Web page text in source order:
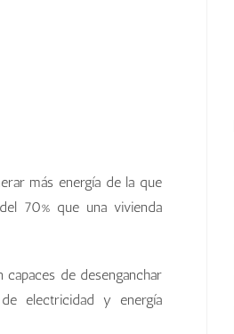
más energía de la que
70% que una vivienda
capaces de desenganchar
electricidad y energía